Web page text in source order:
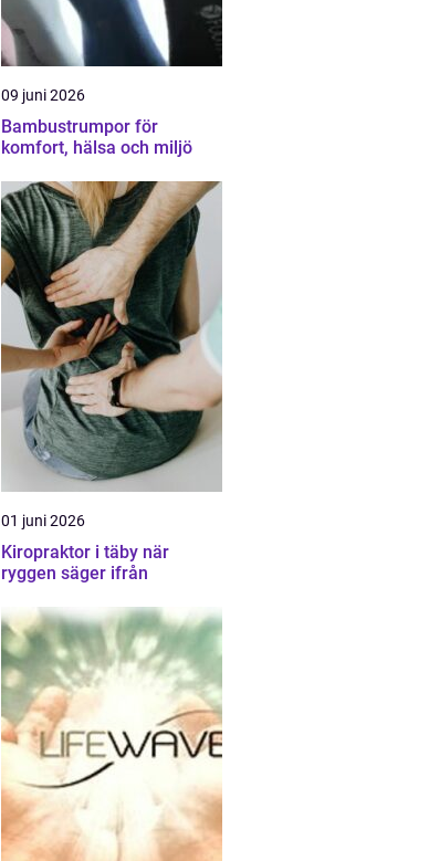
09 juni 2026
Bambustrumpor för
komfort, hälsa och miljö
01 juni 2026
Kiropraktor i täby när
ryggen säger ifrån